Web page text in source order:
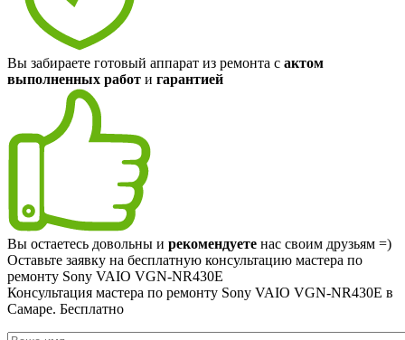
Вы забираете готовый аппарат из ремонта с актом
выполненных работ и гарантией
Вы остаетесь довольны и рекомендуете нас своим друзьям =)
Оставьте заявку на бесплатную консультацию мастера по
ремонту Sony VAIO VGN-NR430E
Консультация мастера по ремонту Sony VAIO VGN-NR430E в
Самаре. Бесплатно